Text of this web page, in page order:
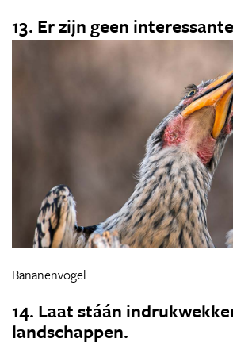
13. Er zijn geen
Bananenvogel
14. Laat stáán
landschappen.